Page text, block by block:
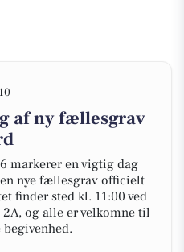
af ny fællesgrav
markerer en vigtig dag
nye fællesgrav officielt
finder sted kl. 11:00 ved
og alle er velkomne til